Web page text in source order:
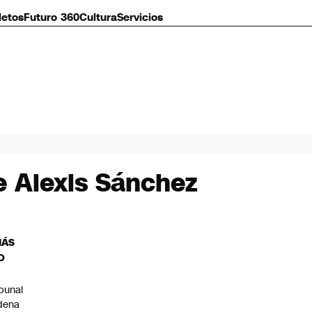
Futuro 360CulturaServicios
Alexis Sánchez